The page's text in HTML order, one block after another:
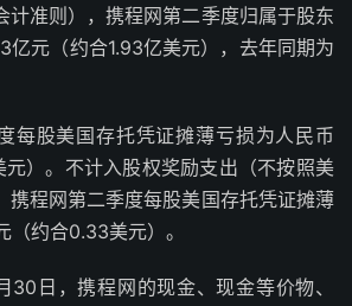
计准则），携程网第二季度归属于股东
亿元（约合1.93亿美元），去年同期为
每股美国存托凭证摊薄亏损为人民币
元）。不计入股权奖励支出（不按照美
携程网第二季度每股美国存托凭证摊薄
约合0.33美元）。
30日，携程网的现金、现金等价物、